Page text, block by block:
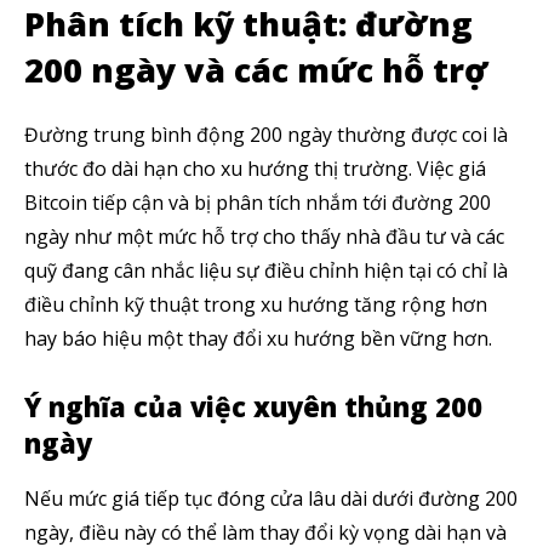
Phân tích kỹ thuật: đường
200 ngày và các mức hỗ trợ
Đường trung bình động 200 ngày thường được coi là
thước đo dài hạn cho xu hướng thị trường. Việc giá
Bitcoin tiếp cận và bị phân tích nhắm tới đường 200
ngày như một mức hỗ trợ cho thấy nhà đầu tư và các
quỹ đang cân nhắc liệu sự điều chỉnh hiện tại có chỉ là
điều chỉnh kỹ thuật trong xu hướng tăng rộng hơn
hay báo hiệu một thay đổi xu hướng bền vững hơn.
Ý nghĩa của việc xuyên thủng 200
ngày
Nếu mức giá tiếp tục đóng cửa lâu dài dưới đường 200
ngày, điều này có thể làm thay đổi kỳ vọng dài hạn và